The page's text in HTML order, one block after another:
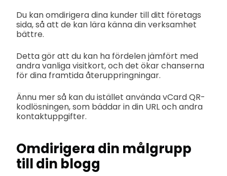
Du kan omdirigera dina kunder till ditt företags
sida, så att de kan lära känna din verksamhet
bättre.
Detta gör att du kan ha fördelen jämfört med
andra vanliga visitkort, och det ökar chanserna
för dina framtida återuppringningar.
Ännu mer så kan du istället använda vCard QR-
kodlösningen, som bäddar in din URL och andra
kontaktuppgifter.
Omdirigera din målgrupp
till din blogg